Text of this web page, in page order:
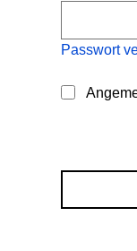
Passwort